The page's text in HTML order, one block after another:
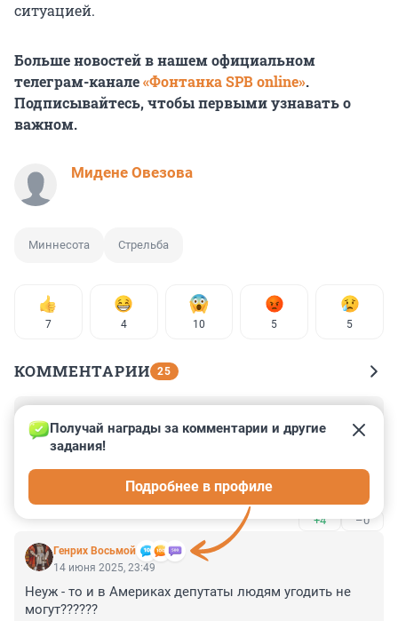
ситуацией.
Больше новостей в нашем официальном
телеграм-канале«Фонтанка SPB online».
Подписывайтесь, чтобы первыми узнавать о
важном.
Мидене Овезова
Миннесота Стрельба
7 4 10 5 5
КОММЕНТАРИИ 25
15 июня 2025, 09:02
Вот что значит демократия! У нас депутат ведёт себя
разнузданно, уверен в безнаказанности. А в обамии
хлоп - и явился Робин Гуд.
+4 –0
Генрих Восьмой
Получай награды за комментарии и другие
задания!
Подробнее в профиле
14 июня 2025, 23:49
Неуж - то и в Америках депутаты людям угодить не
могут??????